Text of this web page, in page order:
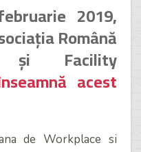
2019,
Română
și Facility
acest
de Workplace si